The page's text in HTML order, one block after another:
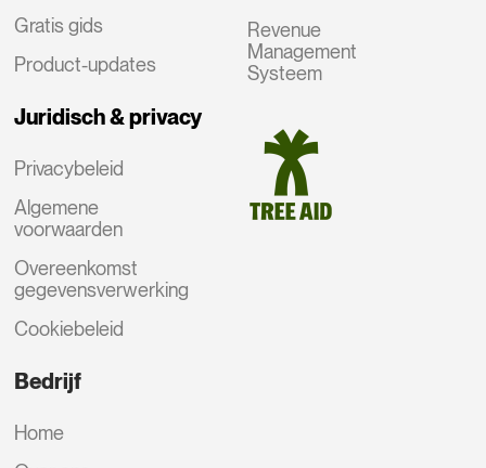
Gratis gids
Product-updates
Juridisch & privacy
Privacybeleid
Algemene
voorwaarden
Overeenkomst
gegevensverwerking
Cookiebeleid
Revenue
Management
Systeem
Bedrijf
Home